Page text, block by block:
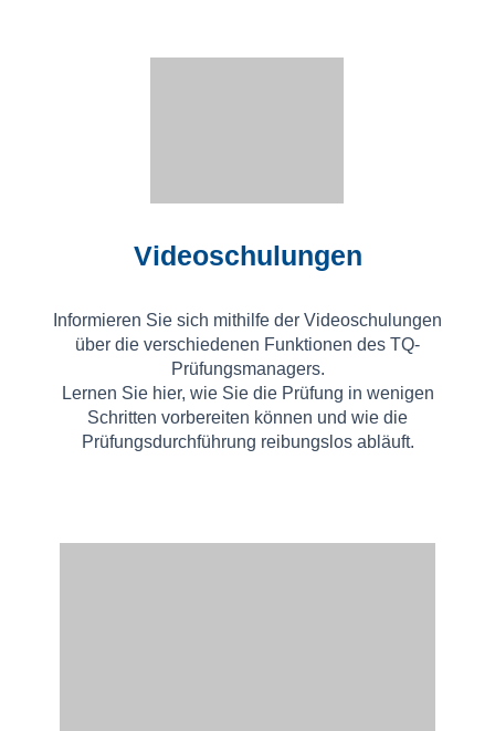
Videoschulungen
Informieren Sie sich mithilfe der Videoschulungen
über die verschiedenen Funktionen des TQ-
Prüfungsmanagers.
Lernen Sie hier, wie Sie die Prüfung in wenigen
Schritten vorbereiten können und wie die
Prüfungsdurchführung reibungslos abläuft.